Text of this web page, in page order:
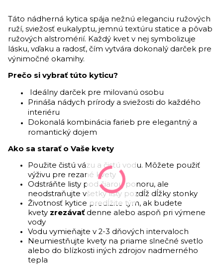
Táto nádherná kytica spája nežnú eleganciu ružových
ruží, sviežosť eukalyptu, jemnú textúru statice a pôvab
ružových alstromérií. Každý kvet v nej symbolizuje
lásku, vďaku a radosť, čím vytvára dokonalý darček pre
výnimočné okamihy.
Prečo si vybrať túto kyticu?
Ideálny darček pre milovanú osobu
Prináša nádych prírody a sviežosti do každého
interiéru
Dokonalá kombinácia farieb pre elegantný a
romantický dojem
Ako sa starať o Vaše kvety
Použite čistú vázu a čistú vodu. Môžete použiť
výživu pre rezané kvety
Odstráňte listy pod čiarou ponoru, ale
neodstraňujte všetky listy pozdĺž dĺžky stonky
Životnosť kytice predĺžite tým, ak budete
kvety zrezávaťdenne alebo aspoň pri výmene
vody
Vodu vymieňajte v 2-3 dňových intervaloch
Neumiestňujte kvety na priame slnečné svetlo
alebo do blízkosti iných zdrojov nadmerného
tepla